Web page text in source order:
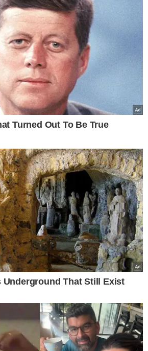
POLICIAIS
a polícia entrou em contato com
pedindo autorização para
estavam os bens. No entanto, os
autorização e ainda foram
com esse casal na sexta-feira e
a entrada para
de crime. Mesmo sabendo
havia materiais roubados, a
e o companheiro não autorizaram.
dizendo que se a gente
responderíamos criminalmente”,